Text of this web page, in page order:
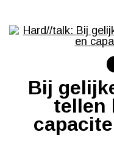
Bij
tellen